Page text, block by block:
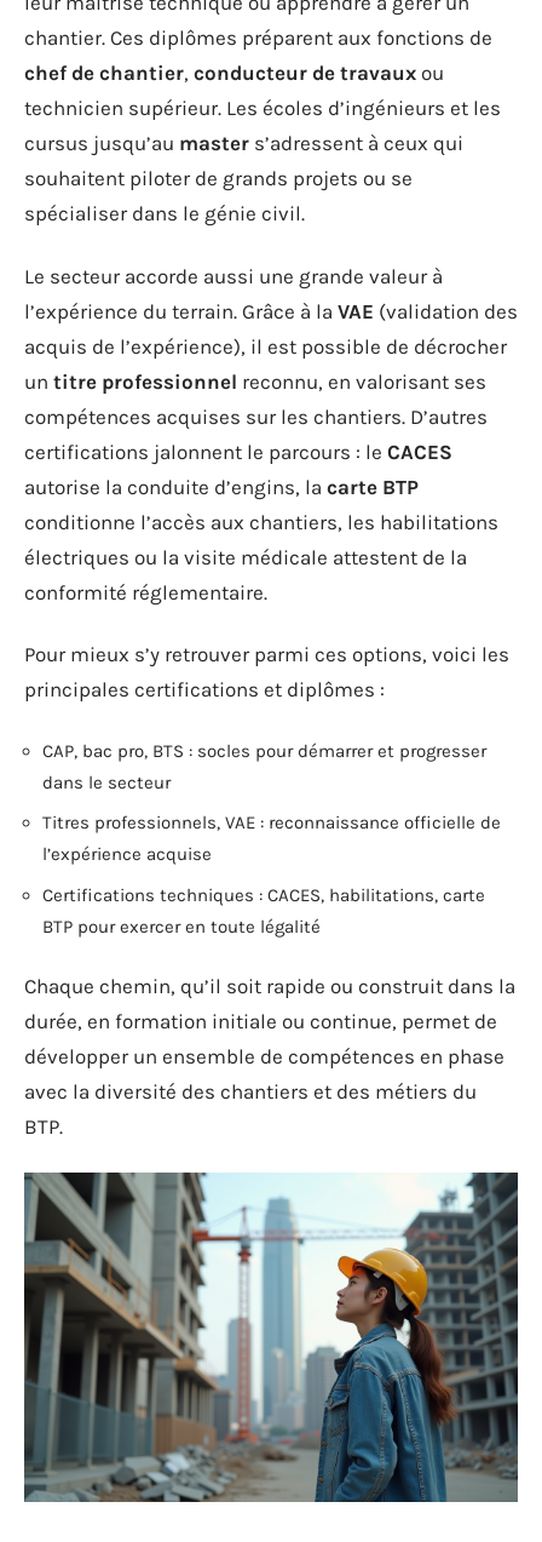
chantier. Ces diplômes préparent aux fonctions de
chef de chantier, conducteur de travaux ou
technicien supérieur. Les écoles d’ingénieurs et les
cursus jusqu’au master s’adressent à ceux qui
souhaitent piloter de grands projets ou se
spécialiser dans le génie civil.
Le secteur accorde aussi une grande valeur à
l’expérience du terrain. Grâce à la VAE (validation des
acquis de l’expérience), il est possible de décrocher
un titre professionnel reconnu, en valorisant ses
compétences acquises sur les chantiers. D’autres
certifications jalonnent le parcours : le CACES
autorise la conduite d’engins, la carte BTP
conditionne l’accès aux chantiers, les habilitations
électriques ou la visite médicale attestent de la
conformité réglementaire.
Pour mieux s’y retrouver parmi ces options, voici les
principales certifications et diplômes :
CAP, bac pro, BTS : socles pour démarrer et progresser
dans le secteur
Titres professionnels, VAE : reconnaissance officielle de
l’expérience acquise
Certifications techniques : CACES, habilitations, carte
BTP pour exercer en toute légalité
Chaque chemin, qu’il soit rapide ou construit dans la
durée, en formation initiale ou continue, permet de
développer un ensemble de compétences en phase
avec la diversité des chantiers et des métiers du
BTP.